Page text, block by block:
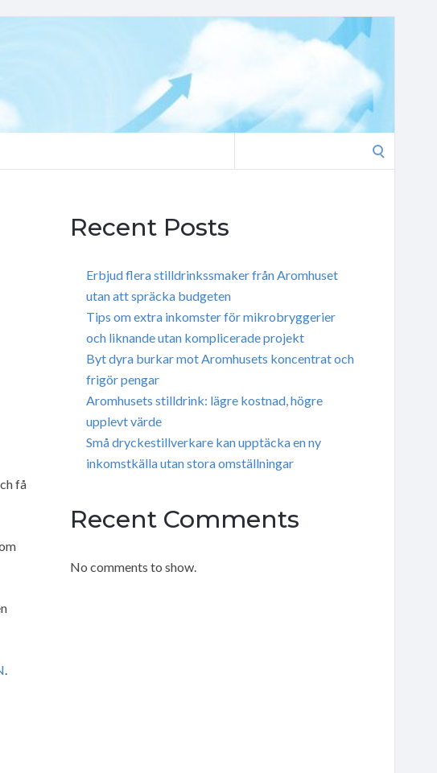
få
.
Recent Posts
Erbjud flera stilldrinkssmaker från Aromhuset
utan att spräcka budgeten
Tips om extra inkomster för mikrobryggerier
och liknande utan komplicerade projekt
Byt dyra burkar mot Aromhusets koncentrat och
frigör pengar
Aromhusets stilldrink: lägre kostnad, högre
upplevt värde
Små dryckestillverkare kan upptäcka en ny
inkomstkälla utan stora omställningar
Recent Comments
No comments to show.